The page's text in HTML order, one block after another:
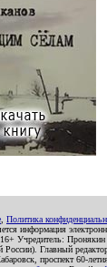
Политика
информация
Учредитель:
России). Главный
проспект 60-